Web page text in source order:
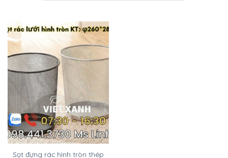
Sọt đựng rác hình tròn thép